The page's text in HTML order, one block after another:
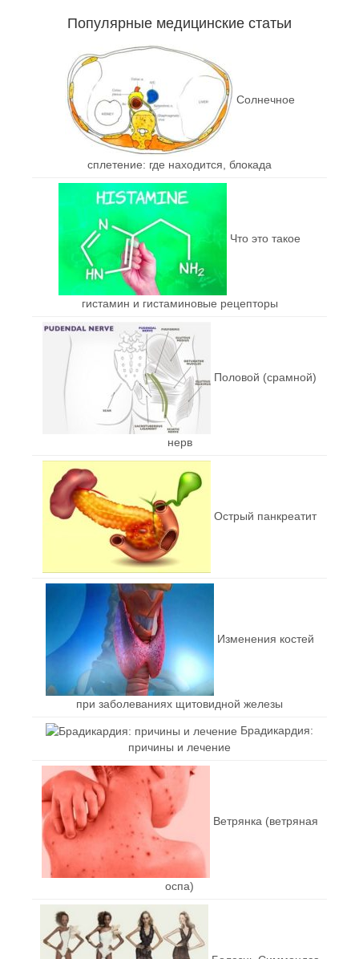
Популярные медицинские статьи
Солнечное
сплетение: где находится, блокада
Что это такое
гистамин и гистаминовые рецепторы
Половой (срамной)
нерв
Острый панкреатит
Изменения костей
при заболеваниях щитовидной железы
Брадикардия:
причины и лечение
Ветрянка (ветряная
оспа)